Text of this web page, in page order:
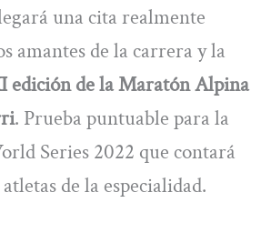
una cita realmente
amantes de la carrera y la
edición de la Maratón Alpina
. Prueba puntuable para la
Series 2022 que contará
de la especialidad.